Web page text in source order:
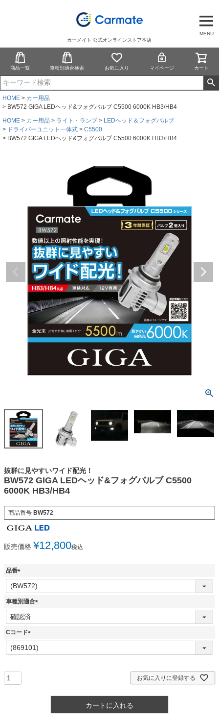
MENU
カーメイト 公式オンラインストア本店
商品一覧 車種別適合検索 お気に入り マイページ カート
HOME
カー用品
BW572 GIGA LEDヘッド&フォグバルブ C5500 6000K HB3/HB4
HOME
カー用品 ライト・ランプ
LEDヘッド＆フォグバルブ
ドライバーユニット一体式
C5500
BW572 GIGA LEDヘッド&フォグバルブ C5500 6000K HB3/HB4
抜群に見やすいワイド配光！
BW572 GIGA LEDヘッド&フォグバルブ C5500
6000K HB3/HB4
商品番号 BW572
販売価格 ¥12,800税込
品番
(
必
須
車種別適合
(
Cコード
(
必
お気に入りに登録する
カートに入れる